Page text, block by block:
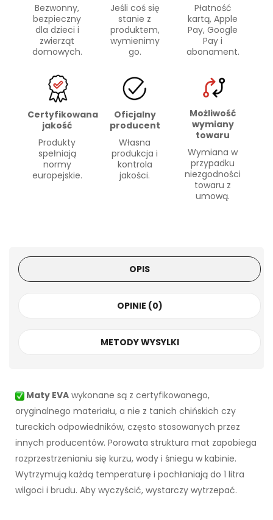
Bezwonny,
bezpieczny
dla dzieci i
zwierząt
domowych.
Jeśli coś się
stanie z
produktem,
wymienimy
go.
Płatność
kartą, Apple
Pay, Google
Pay i
abonament.
Certyfikowana
jakość
Produkty
spełniają
normy
europejskie.
Oficjalny
producent
Własna
produkcja i
kontrola
jakości.
Możliwość
wymiany
towaru
Wymiana w
przypadku
niezgodności
towaru z
umową.
OPIS
OPINIE (0)
METODY WYSYLKI
Maty EVA wykonane są z certyfikowanego,
oryginalnego materiału, a nie z tanich chińskich czy
tureckich odpowiedników, często stosowanych przez
innych producentów. Porowata struktura mat zapobiega
rozprzestrzenianiu się kurzu, wody i śniegu w kabinie.
Wytrzymują każdą temperaturę i pochłaniają do 1 litra
wilgoci i brudu. Aby wyczyścić, wystarczy wytrzepać.